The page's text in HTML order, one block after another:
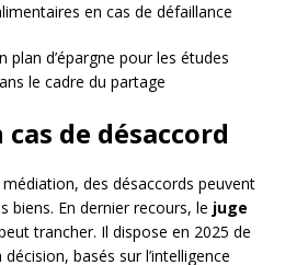
en cas de défaillance
plan d’épargne pour les études
le cadre du partage
de désaccord
des désaccords peuvent
biens. En dernier recours, le juge
trancher. Il dispose en 2025 de
basés sur l’intelligence